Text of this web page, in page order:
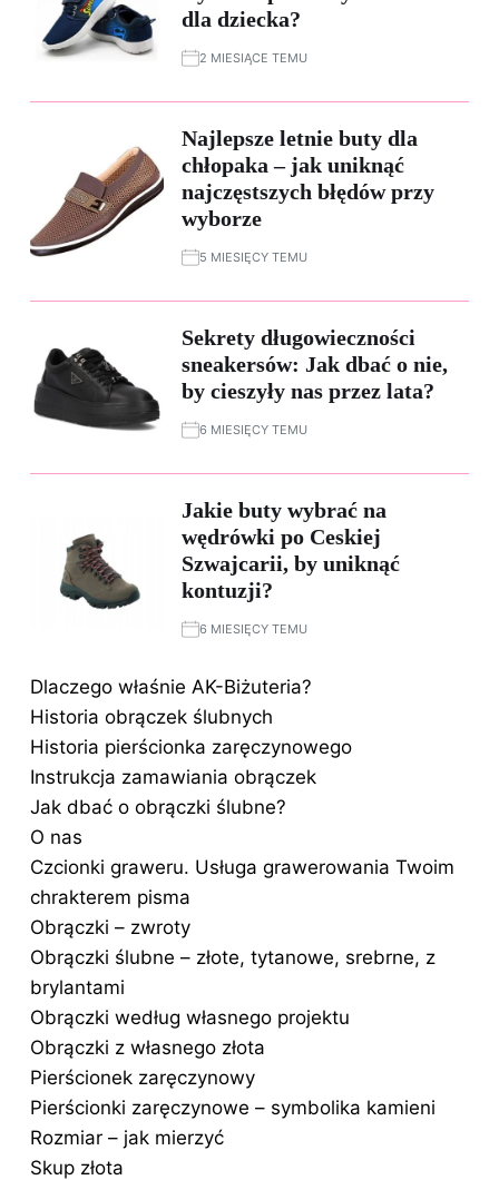
dla dziecka?
2 MIESIĄCE TEMU
Najlepsze letnie buty dla
chłopaka – jak uniknąć
najczęstszych błędów przy
wyborze
5 MIESIĘCY TEMU
Sekrety długowieczności
sneakersów: Jak dbać o nie,
by cieszyły nas przez lata?
6 MIESIĘCY TEMU
Jakie buty wybrać na
wędrówki po Ceskiej
Szwajcarii, by uniknąć
kontuzji?
6 MIESIĘCY TEMU
Dlaczego właśnie AK-Biżuteria?
Historia obrączek ślubnych
Historia pierścionka zaręczynowego
Instrukcja zamawiania obrączek
Jak dbać o obrączki ślubne?
O nas
Czcionki graweru. Usługa grawerowania Twoim
chrakterem pisma
Obrączki – zwroty
Obrączki ślubne – złote, tytanowe, srebrne, z
brylantami
Obrączki według własnego projektu
Obrączki z własnego złota
Pierścionek zaręczynowy
Pierścionki zaręczynowe – symbolika kamieni
Rozmiar – jak mierzyć
Skup złota